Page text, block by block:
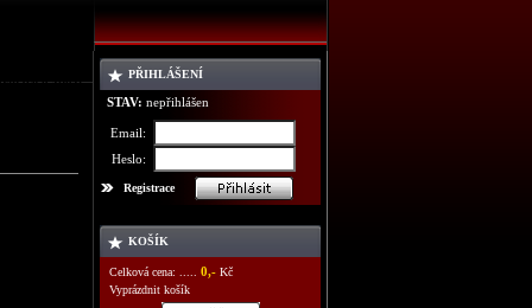
o zboží
PŘIHLÁŠENÍ
STAV: nepřihlášen
Email:
Heslo:
Registrace
KOŠÍK
Celková cena: ..... 0,- Kč
Vyprázdnit košík